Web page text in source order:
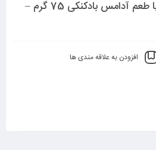
خمیردندان کودک 2080 با طعم آدامس بادکنکی 75 گرم –
افزودن به علاقه مندی ها